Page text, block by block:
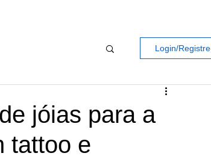
Login/
jóias para a
tattoo e